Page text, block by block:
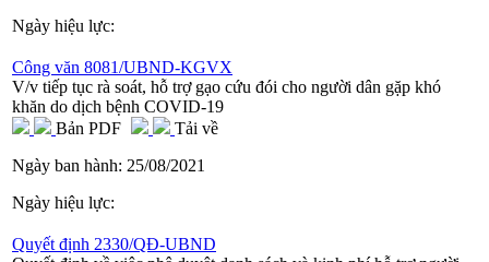
Ngày hiệu lực:
Công văn 8081/UBND-KGVX
V/v tiếp tục rà soát, hỗ trợ gạo cứu đói cho người dân gặp khó
khăn do dịch bệnh COVID-19
Bản PDF
Tải về
Ngày ban hành: 25/08/2021
Ngày hiệu lực:
Quyết định 2330/QĐ-UBND